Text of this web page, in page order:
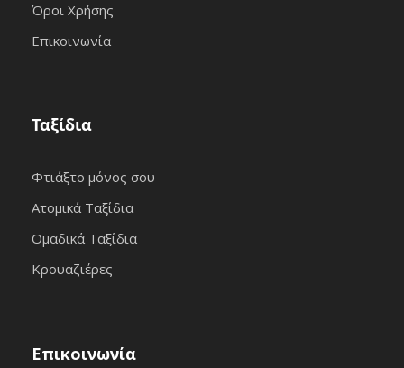
Όροι Χρήσης
Επικοινωνία
Ταξίδια
Φτιάξτο μόνος σου
Ατομικά Ταξίδια
Ομαδικά Ταξίδια
Κρουαζιέρες
Επικοινωνία